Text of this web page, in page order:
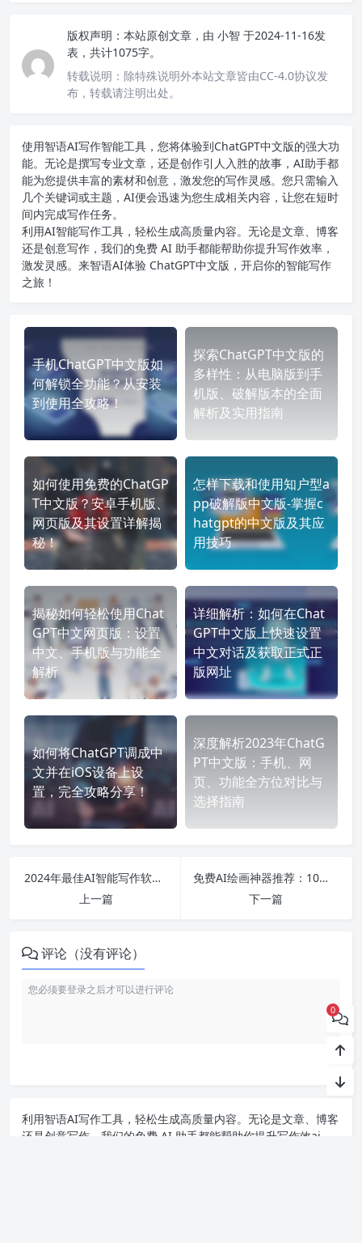
版权声明： 本站原创文章，由 小智 于2024-11-16发
表，共计1075字。
转载说明： 除特殊说明外本站文章皆由CC-4.0协议发
布，转载请注明出处。
使用智语AI写作智能工具，您将体验到ChatGPT中文版的强大功
能。无论是撰写专业文章，还是创作引人入胜的故事，AI助手都
能为您提供丰富的素材和创意，激发您的写作灵感。您只需输入
几个关键词或主题，AI便会迅速为您生成相关内容，让您在短时
间内完成写作任务。
利用AI智能写作工具，轻松生成高质量内容。无论是文章、博客
还是创意写作，我们的免费 AI 助手都能帮助你提升写作效率，
激发灵感。来智语AI体验 ChatGPT中文版 ，开启你的智能写作
之旅！
手机ChatGPT中文版如
何解锁全功能？从安装
到使用全攻略！
探索ChatGPT中文版的
多样性：从电脑版到手
机版、破解版本的全面
解析及实用指南
如何使用免费的ChatGP
T中文版？安卓手机版、
网页版及其设置详解揭
秘！
怎样下载和使用知户型a
pp破解版中文版-掌握c
hatgpt的中文版及其应
用技巧
揭秘如何轻松使用Chat
GPT中文网页版：设置
中文、手机版与功能全
解析
详细解析：如何在Chat
GPT中文版上快速设置
中文对话及获取正式正
版网址
如何将ChatGPT调成中
文并在iOS设备上设
置，完全攻略分享！
深度解析2023年ChatG
PT中文版：手机、网
页、功能全方位对比与
选择指南
2024年最佳AI智能写作软件评测：哪个更好用？无登录免费工具推荐！
上一篇
免费AI绘画神器推荐：10款无须登录的最佳工具助你轻松创作！
下一篇
评论（没有评论）
利用智语AI写作工具，轻松生成高质量内容。无论是文章、博客
还是创意写作，我们的免费 AI 助手都能帮助你提升写作效ai
0